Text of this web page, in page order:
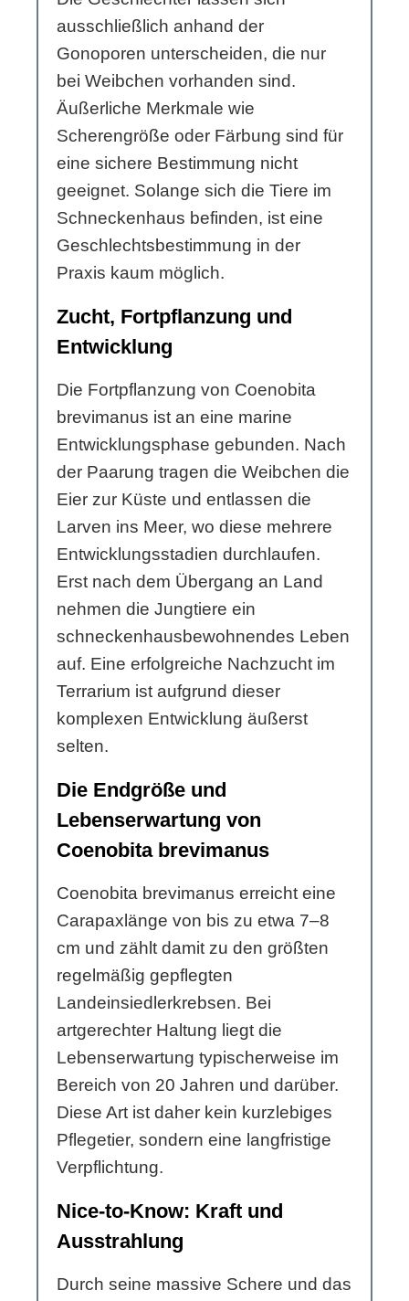
ausschließlich anhand der
Gonoporen unterscheiden, die nur
bei Weibchen vorhanden sind.
Äußerliche Merkmale wie
Scherengröße oder Färbung sind für
eine sichere Bestimmung nicht
geeignet. Solange sich die Tiere im
Schneckenhaus befinden, ist eine
Geschlechtsbestimmung in der
Praxis kaum möglich.
Zucht, Fortpflanzung und
Entwicklung
Die Fortpflanzung von Coenobita
brevimanus ist an eine marine
Entwicklungsphase gebunden. Nach
der Paarung tragen die Weibchen die
Eier zur Küste und entlassen die
Larven ins Meer, wo diese mehrere
Entwicklungsstadien durchlaufen.
Erst nach dem Übergang an Land
nehmen die Jungtiere ein
schneckenhausbewohnendes Leben
auf. Eine erfolgreiche Nachzucht im
Terrarium ist aufgrund dieser
komplexen Entwicklung äußerst
selten.
Die Endgröße und
Lebenserwartung von
Coenobita brevimanus
Coenobita brevimanus erreicht eine
Carapaxlänge von bis zu etwa 7–8
cm und zählt damit zu den größten
regelmäßig gepflegten
Landeinsiedlerkrebsen. Bei
artgerechter Haltung liegt die
Lebenserwartung typischerweise im
Bereich von 20 Jahren und darüber.
Diese Art ist daher kein kurzlebiges
Pflegetier, sondern eine langfristige
Verpflichtung.
Nice-to-Know: Kraft und
Ausstrahlung
Durch seine massive Schere und das